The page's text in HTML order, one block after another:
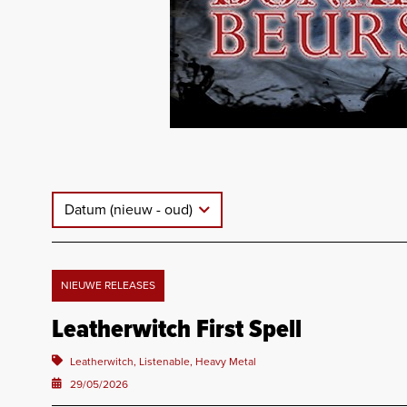
Datum (nieuw - oud)
NIEUWE RELEASES
Leatherwitch First Spell
Leatherwitch, Listenable, Heavy Metal
29/05/2026